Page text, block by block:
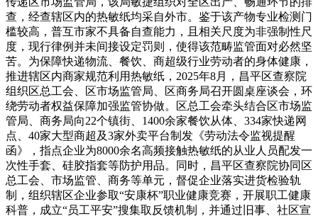
查，经查辖区内的热敏纸均采自外市。鉴于该产物专业检测门
槛较高，普互市家不具备自查能力，且相关尺度为非强制性尺
度，现行律例并未间接设定罚则，使得该范畴监管面对必然坚
苦。为保障快递物流、餐饮、商超级行业劳动者的身体健康，
推进辖区内商家规范利用热敏纸，2025年8月，昌平区查察院
组织区总工会、区市场监管局、区商务局召开圆桌座谈会，环
绕劳动者权益保障加强监管协做。区总工会牵头结合区市场监
管局、商务局向22个镇街、1400余家餐饮从体、334家快递网
点、40家大型商超及3家外卖平台制发《劳动法令监视提醒
函》，指点企业为8000余名高频接触热敏纸的从业人员配发一
次性手套、硅胶指套等防护用品。同时，昌平区查察院协同区
总工会、市场监管、商务等单元，督促企业落实进货检验轨
制，组织辖区企业参取“安康杯”职业健康竞赛，开展职工健康
科普，成立“员工平安”搜集取反馈机制，并通过旧事、社区宣